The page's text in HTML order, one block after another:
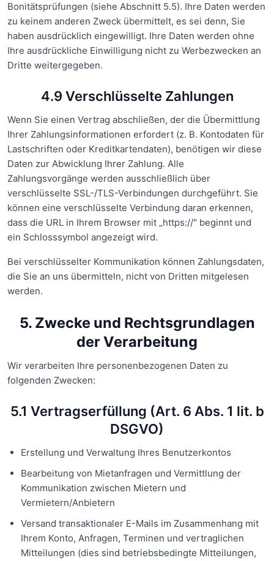
Bonitätsprüfungen (siehe Abschnitt 5.5). Ihre Daten werden
zu keinem anderen Zweck übermittelt, es sei denn, Sie
haben ausdrücklich eingewilligt. Ihre Daten werden ohne
Ihre ausdrückliche Einwilligung nicht zu Werbezwecken an
Dritte weitergegeben.
4.9 Verschlüsselte Zahlungen
Wenn Sie einen Vertrag abschließen, der die Übermittlung
Ihrer Zahlungsinformationen erfordert (z. B. Kontodaten für
Lastschriften oder Kreditkartendaten), benötigen wir diese
Daten zur Abwicklung Ihrer Zahlung. Alle
Zahlungsvorgänge werden ausschließlich über
verschlüsselte SSL-/TLS-Verbindungen durchgeführt. Sie
können eine verschlüsselte Verbindung daran erkennen,
dass die URL in Ihrem Browser mit „https://" beginnt und
ein Schlosssymbol angezeigt wird.
Bei verschlüsselter Kommunikation können Zahlungsdaten,
die Sie an uns übermitteln, nicht von Dritten mitgelesen
werden.
5. Zwecke und Rechtsgrundlagen
der Verarbeitung
Wir verarbeiten Ihre personenbezogenen Daten zu
folgenden Zwecken:
5.1 Vertragserfüllung (Art. 6 Abs. 1 lit. b
DSGVO)
Erstellung und Verwaltung Ihres Benutzerkontos
Bearbeitung von Mietanfragen und Vermittlung der
Kommunikation zwischen Mietern und
Vermietern/Anbietern
Versand transaktionaler E-Mails im Zusammenhang mit
Ihrem Konto, Anfragen, Terminen und vertraglichen
Mitteilungen (dies sind betriebsbedingte Mitteilungen,